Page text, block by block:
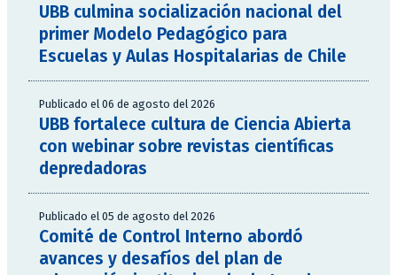
UBB culmina socialización nacional del
primer Modelo Pedagógico para
Escuelas y Aulas Hospitalarias de Chile
Publicado el 06 de agosto del 2026
UBB fortalece cultura de Ciencia Abierta
con webinar sobre revistas científicas
depredadoras
Publicado el 05 de agosto del 2026
Comité de Control Interno abordó
avances y desafíos del plan de